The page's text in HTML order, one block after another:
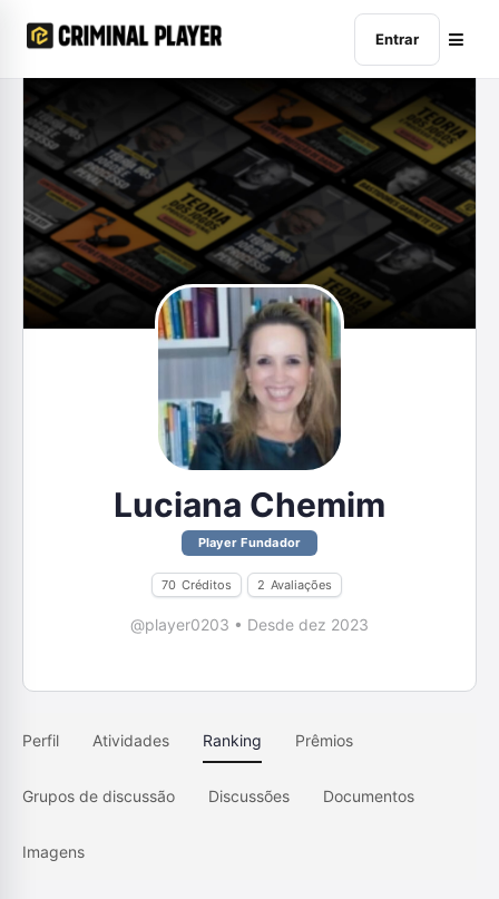
Entrar
Luciana Chemim
Player Fundador
70 Créditos 2 Avaliações
@player0203 • Desde dez 2023
Perfil Atividades Ranking Prêmios
Grupos de discussão Discussões Documentos
Imagens